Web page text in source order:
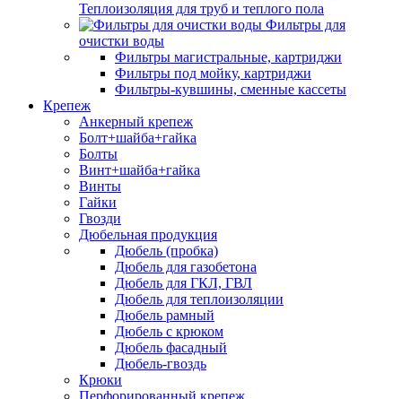
Теплоизоляция для труб и теплого пола
Фильтры для
очистки воды
Фильтры магистральные, картриджи
Фильтры под мойку, картриджи
Фильтры-кувшины, сменные кассеты
Крепеж
Анкерный крепеж
Болт+шайба+гайка
Болты
Винт+шайба+гайка
Винты
Гайки
Гвозди
Дюбельная продукция
Дюбель (пробка)
Дюбель для газобетона
Дюбель для ГКЛ, ГВЛ
Дюбель для теплоизоляции
Дюбель рамный
Дюбель с крюком
Дюбель фасадный
Дюбель-гвоздь
Крюки
Перфорированный крепеж